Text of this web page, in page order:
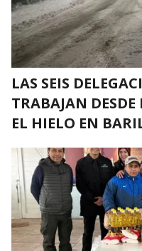
LAS SEIS
TRABAJAN
EL HIELO EN